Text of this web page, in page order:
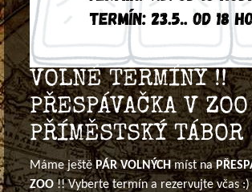
VOLNÉ TERMÍNY !!
PŘESPÁVAČKA V
PŘÍMĚSTSKÝ TÁBOR
Máme ještěPÁR VOLNÝCHmíst na
ZOO!! Vyberte termín a rezervujte včas :)